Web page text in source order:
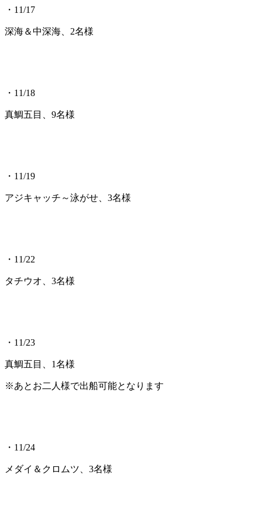
・11/17
深海＆中深海、2名様
・11/18
真鯛五目、9名様
・11/19
アジキャッチ～泳がせ、3名様
・11/22
タチウオ、3名様
・11/23
真鯛五目、1名様
※あとお二人様で出船可能となります
・11/24
メダイ＆クロムツ、3名様